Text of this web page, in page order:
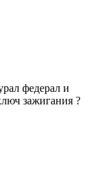
федерал и
зажигания ?